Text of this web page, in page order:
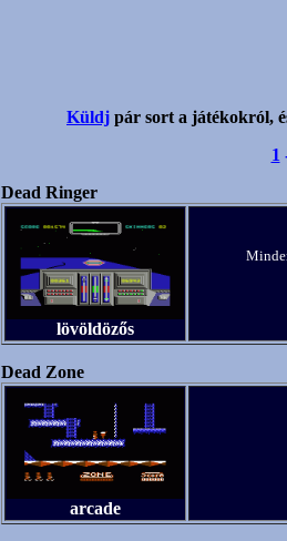
Küldj pár sort a játékokról,
1
Dead Ringer
lövöldözős
Dead Zone
arcade